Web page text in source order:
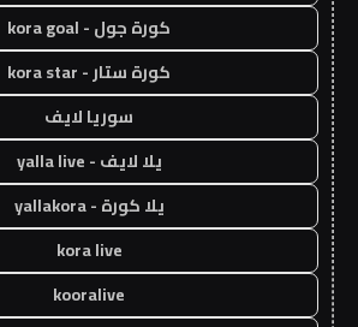
كورة جول - kora goal
كورة ستار - kora star
سوريا لايف
يلا لايف - yalla live
يلا كورة - yallakora
kora live
kooralive